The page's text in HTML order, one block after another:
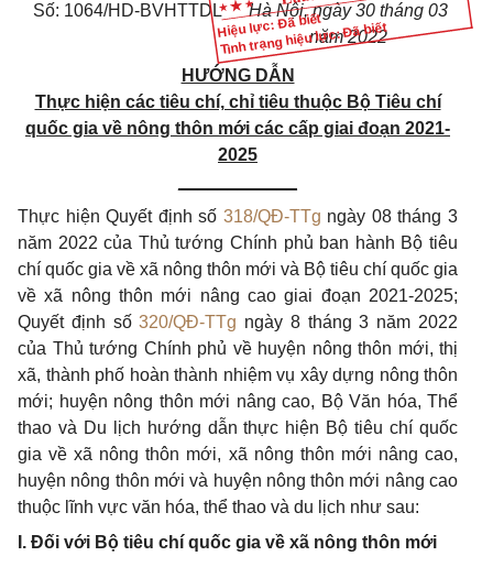
Hiệu lực: Đã biết
Tình trạng hiệu lực: Đã biết
Số: 1064/HD-BVHTTDL
Hà Nội, ngày 30 tháng 03
năm 2022
HƯỚNG DẪN
Thực hiện các tiêu chí, chỉ tiêu thuộc Bộ Tiêu chí
quốc gia về nông thôn mới các cấp giai đoạn 2021-
2025
Thực hiện Quyết định số 318/QĐ-TTg ngày 08 tháng 3
năm 2022 của Thủ tướng Chính phủ ban hành Bộ tiêu
chí quốc gia về xã nông thôn mới và Bộ tiêu chí quốc gia
về xã nông thôn mới nâng cao giai đoạn 2021-2025;
Quyết định số320/QĐ-TTg ngày 8 tháng 3 năm 2022
của Thủ tướng Chính phủ về huyện nông thôn mới, thị
xã, thành phố hoàn thành nhiệm vụ xây dựng nông thôn
mới; huyện nông thôn mới nâng cao, Bộ Văn hóa, Thể
thao và Du lịch hướng dẫn thực hiện Bộ tiêu chí quốc
gia về xã nông thôn mới, xã nông thôn mới nâng cao,
huyện nông thôn mới và huyện nông thôn mới nâng cao
thuộc lĩnh vực văn hóa, thể thao và du lịch như sau:
I. Đối với Bộ tiêu chí quốc gia về xã nông thôn mới